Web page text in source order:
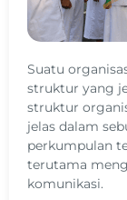
Suatu
struktur yang
struktur
jelas dalam
perkumpulan
terutama
komunikasi.